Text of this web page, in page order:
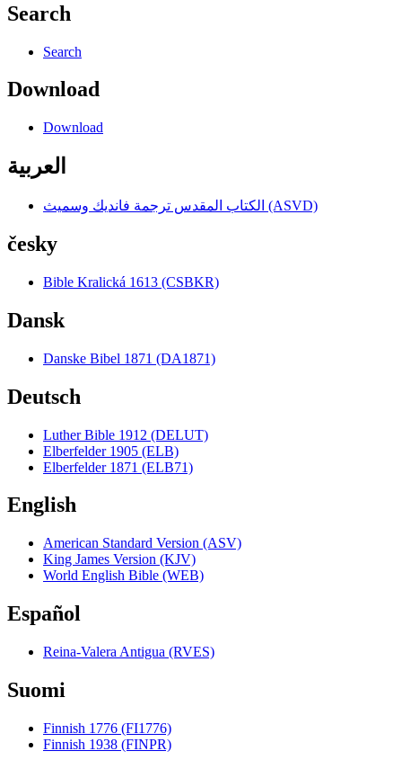
Search
Search
Download
Download
العربية
الكتاب المقدس ترجمة فانديك وسميث (ASVD)
česky
Bible Kralická 1613 (CSBKR)
Dansk
Danske Bibel 1871 (DA1871)
Deutsch
Luther Bible 1912 (DELUT)
Elberfelder 1905 (ELB)
Elberfelder 1871 (ELB71)
English
American Standard Version (ASV)
King James Version (KJV)
World English Bible (WEB)
Español
Reina-Valera Antigua (RVES)
Suomi
Finnish 1776 (FI1776)
Finnish 1938 (FINPR)